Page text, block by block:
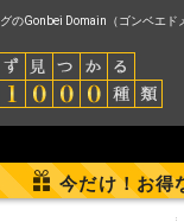
のGonbei Domain（ゴンベエド
今だけ！お得